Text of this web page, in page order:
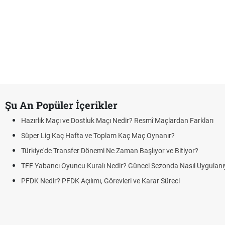
Şu An Popüler İçerikler
Hazırlık Maçı ve Dostluk Maçı Nedir? Resmî Maçlardan Farkları
Süper Lig Kaç Hafta ve Toplam Kaç Maç Oynanır?
Türkiye'de Transfer Dönemi Ne Zaman Başlıyor ve Bitiyor?
TFF Yabancı Oyuncu Kuralı Nedir? Güncel Sezonda Nasıl
PFDK Nedir? PFDK Açılımı, Görevleri ve Karar Süreci